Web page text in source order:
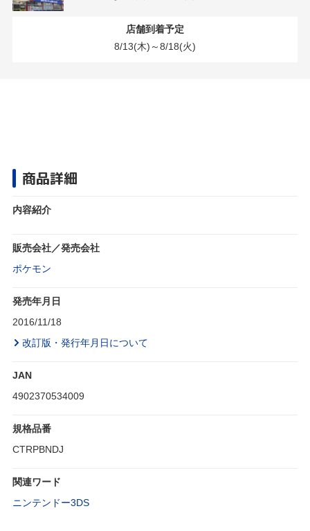
店舗到着予定
8/13(木)～8/18(火)
商品詳細
内容紹介
販売会社／発売会社
ポケモン
発売年月日
2016/11/18
改訂版・発行年月日について
JAN
4902370534009
規格品番
CTRPBNDJ
関連ワード
ニンテンドー3DS